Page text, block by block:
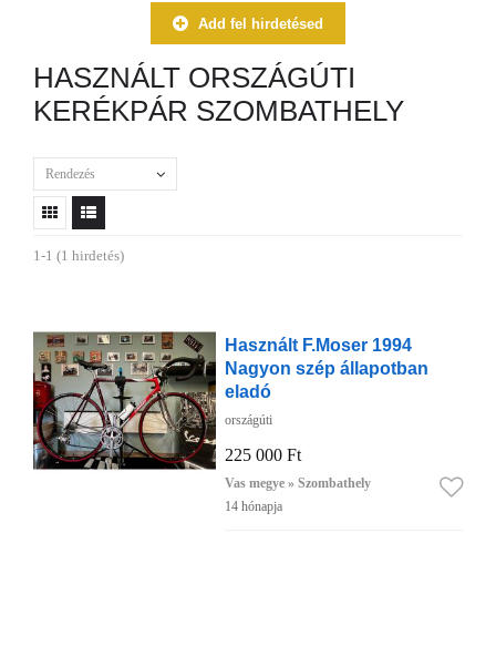
Add fel hirdetésed
HASZNÁLT ORSZÁGÚTI
KERÉKPÁR SZOMBATHELY
Rendezés
1-1 (1 hirdetés)
Használt F.Moser 1994
Nagyon szép állapotban
eladó
országúti
225 000 Ft
Vas megye » Szombathely
14 hónapja